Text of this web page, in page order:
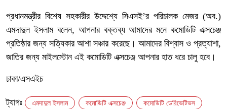
প্রধানমন্ত্রীর বিশেষ সহকারীর উদ্দেশ্যে সিএসই’র পরিচালক মেজর (অব.)
এমদাদুল ইসলাম বলেন, আপনার বক্তব্য আমাদের মনে কমোডিটি এক্সচেঞ্জ
প্রতিষ্ঠার জন্য সত্যিকার আশা সঞ্চার করেছে। আমাদের বিশ্বাস ও প্রত্যাশা,
জাতির জন্য মাইলস্টোন এই কমোডিটি এক্সচেঞ্জ আপনার হাত ধরে চালু হবে।
ঢাকা/এসএইচ
ট্যাগঃ এমদাদুল ইসলাম কমোডিটি এক্সচেঞ্জ কমোডিটি ডেরিভেটিভস